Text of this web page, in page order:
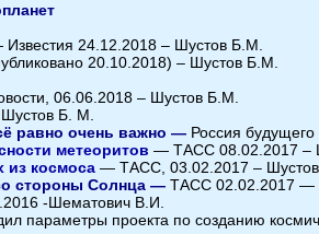
24.12.2018 – Шустов Б.М.
20.10.2018) – Шустов Б.М.
06.06.2018 – Шустов Б.М.
Б. М.
равно очень важно — Россия
метеоритов — ТАСС 08.02.2017 –
из космоса — ТАСС, 03.02.2017 –
стороны Солнца —ТАСС 02.02.2017 —
-Шематович В.И.
параметры проекта по созданию